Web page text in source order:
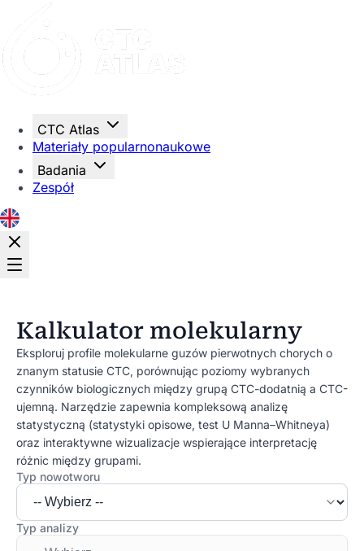
Strona główna
CTC Atlas
Materiały popularnonaukowe
Badania
Zespół
Kalkulator molekularny
Eksploruj profile molekularne guzów pierwotnych chorych o
znanym statusie CTC, porównując poziomy wybranych
czynników biologicznych między grupą CTC-dodatnią a CTC-
ujemną. Narzędzie zapewnia kompleksową analizę
statystyczną (statystyki opisowe, test U Manna–Whitneya)
oraz interaktywne wizualizacje wspierające interpretację
różnic między grupami.
Typ nowotworu
Typ analizy